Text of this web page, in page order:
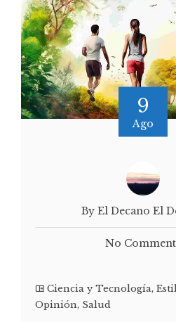
9
Ago
By El Decano El
No
Ciencia y Tecnología,
Opinión, Salud